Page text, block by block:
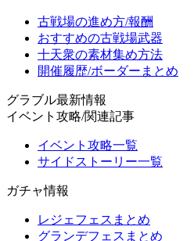
古戦場の進め方/報酬
おすすめの古戦場武器
十天衆の素材集め方法
開催履歴/ボーダーまとめ
グラブル最新情報
イベント攻略/関連記事
イベント攻略一覧
サイドストーリー一覧
ガチャ情報
レジェフェスまとめ
グランデフェスまとめ